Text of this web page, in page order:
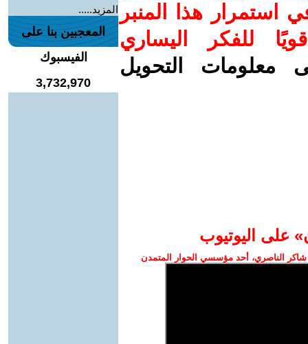
استمرار هذا المنبر
للفكر اليساري
معلومات التحويل
على اليوتيوب
الناصري، أحد مؤسسي الحوار المتمدن
المزيد.....
المعجبين بنا على
الفيسبوك
3,732,970